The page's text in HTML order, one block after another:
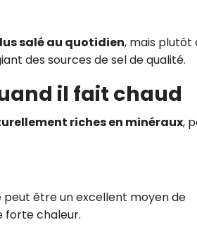
salé au quotidien, mais plutôt
des sources de sel de qualité.
il fait chaud
riches en minéraux,
peut être un excellent moyen de
forte chaleur.